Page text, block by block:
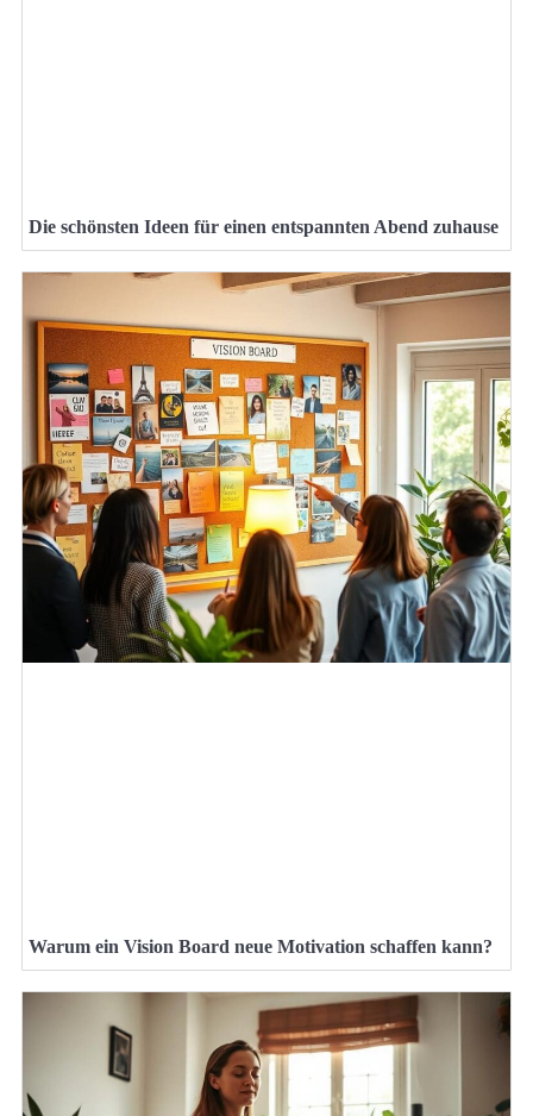
Die schönsten Ideen für einen entspannten Abend zuhause
Warum ein Vision Board neue Motivation schaffen kann?